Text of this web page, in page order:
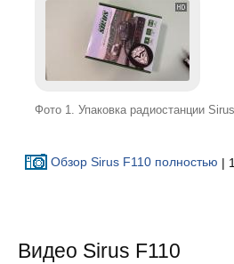
Фото 1. Упаковка радиостанции
Обзор Sirus F110 полностью |
Видео Sirus F110